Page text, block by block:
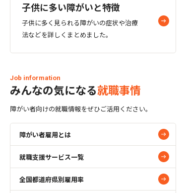
営に携わったのち、24歳で起業。2014年
に株式会社ワンライフを創業し、「障が
いのカタチを変える」を理念に、就労継
続支援・児童発達支援・グループホーム
子供に多い障がいと特徴
子供に多く見られる障がいの症状や治療
法などを詳しくまとめました。
Job information
みんなの気になる就職事情
障がい者向けの就職情報をぜひご活用ください。
障がい者雇用とは
就職支援サービス一覧
全国都道府県別雇用率